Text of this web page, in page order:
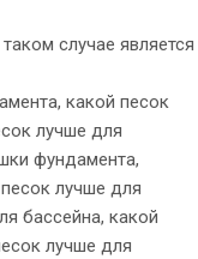
случае
какой песок
лучше для
фундамента,
лучше для
бассейна, какой
лучше для